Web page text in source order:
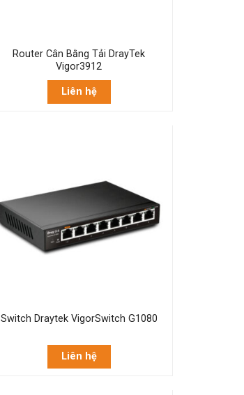
Router Cân Bằng Tải DrayTek
Vigor3912
Liên hệ
Switch Draytek VigorSwitch G1080
Liên hệ